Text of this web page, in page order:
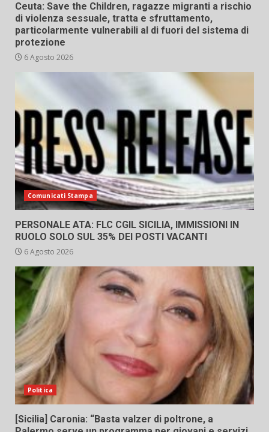
Ceuta: Save the Children, ragazze migranti a rischio
di violenza sessuale, tratta e sfruttamento,
particolarmente vulnerabili al di fuori del sistema di
protezione
6 Agosto 2026
Comunicati Stampa
PERSONALE ATA: FLC CGIL SICILIA, IMMISSIONI IN
RUOLO SOLO SUL 35% DEI POSTI VACANTI
6 Agosto 2026
Politica
[Sicilia] Caronia: “Basta valzer di poltrone, a